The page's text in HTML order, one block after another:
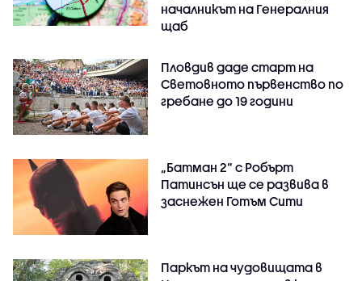
началникът на Генералния
щаб
Пловдив даде старт на
Световното първенство по
гребане до 19 години
„Батман 2“ с Робърт
Патинсън ще се развива в
заснежен Готъм Сити
Паркът на чудовищата в